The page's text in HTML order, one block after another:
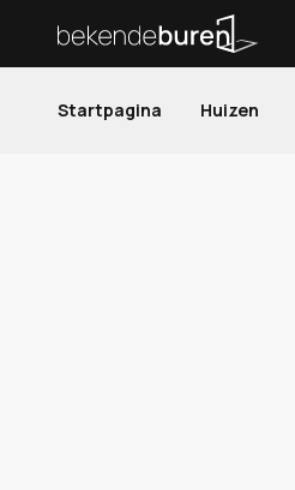
Startpagina Huizen